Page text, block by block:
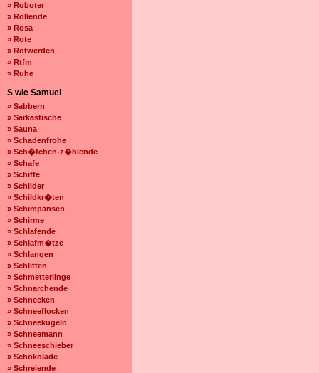
» Roboter
» Rollende
» Rosa
» Rote
» Rotwerden
» Rtfm
» Ruhe
S wie Samuel
» Sabbern
» Sarkastische
» Sauna
» Schadenfrohe
» Sch�fchen-z�hlende
» Schafe
» Schiffe
» Schilder
» Schildkr�ten
» Schimpansen
» Schirme
» Schlafende
» Schlafm�tze
» Schlangen
» Schlitten
» Schmetterlinge
» Schnarchende
» Schnecken
» Schneeflocken
» Schneekugeln
» Schneemann
» Schneeschieber
» Schokolade
» Schreiende